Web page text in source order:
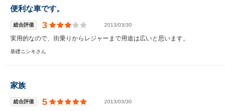
便利な車です。
総合評価 3 2013/03/30
実用的なので、街乗りからレジャーまで用途は広いと思います。
基礎ニシキさん
家族
総合評価 5 2013/03/30